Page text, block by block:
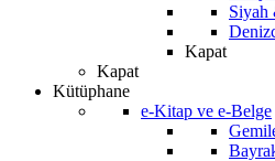
Siyah
Kapat
Kapat
Kütüphane
e-Kitap ve e-Belge